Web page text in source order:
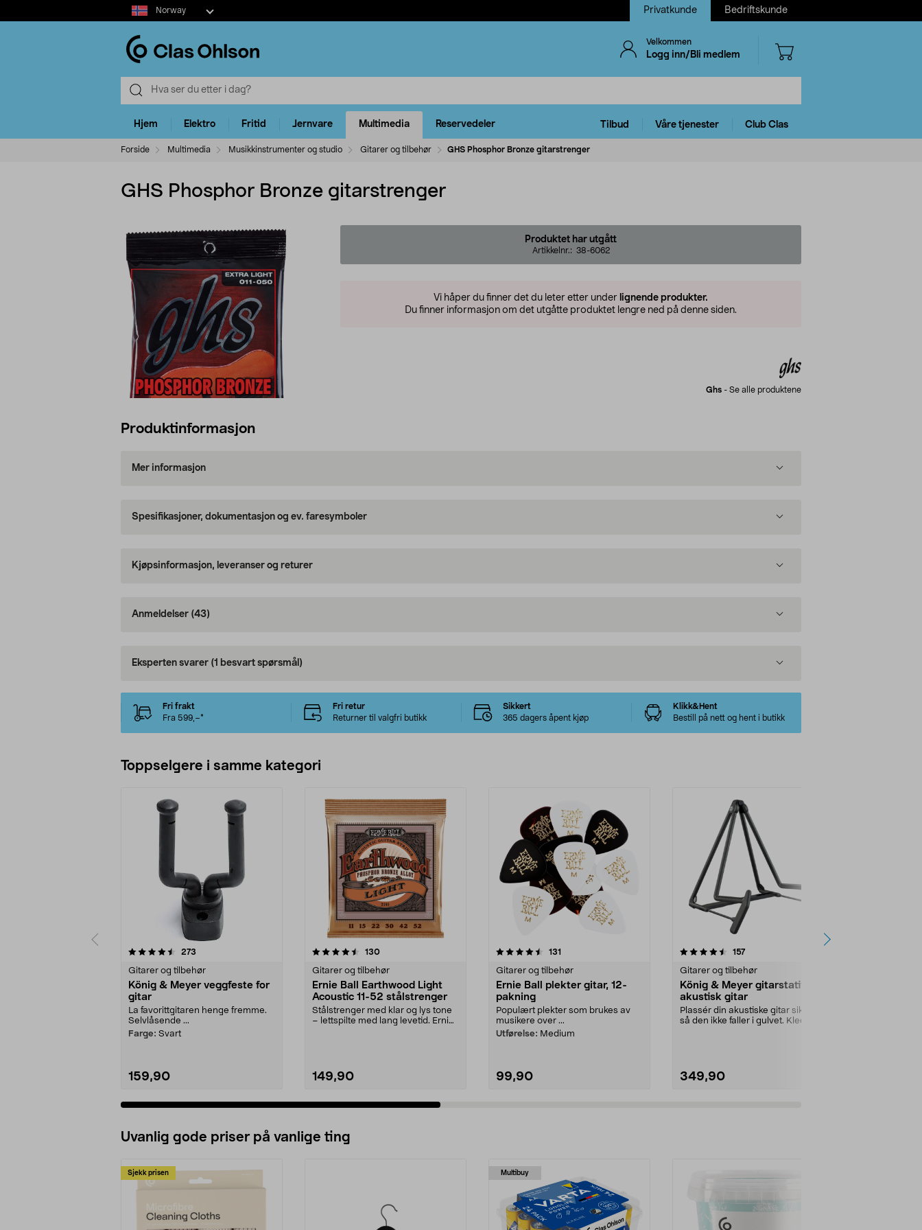
Select
market
Norway Privatkunde Bedriftskunde
Velkommen
Logg inn/Bli medlem
Hjem Elektro Fritid Jernvare Multimedia Reservedeler Tilbud Våre tjenester Club Clas
Forside Multimedia Musikkinstrumenter og studio Gitarer og tilbehør GHS Phosphor Bronze gitarstrenger
GHS Phosphor Bronze gitarstrenger
Produktet har utgått
Artikkelnr.: 38-6062
Vi håper du finner det du leter etter under lignende produkter.
Du finner informasjon om det utgåtte produktet lengre ned på denne siden.
Ghs - Se alle produktene
Produktinformasjon
Mer informasjon
Spesifikasjoner, dokumentasjon og ev. faresymboler
Kjøpsinformasjon, leveranser og returer
Anmeldelser (43)
Eksperten svarer (1 besvart spørsmål)
Fri frakt
Fra 599,–*
Fri retur
Returner til valgfri butikk
Sikkert
365 dagers åpent kjøp
Klikk&Hent
Bestill på nett og hent i butikk
Toppselgere i samme kategori
273
Gitarer og tilbehør
König & Meyer veggfeste for
gitar
La favorittgitaren henge fremme.
Selvlåsende ...
Farge: Svart
159,90
4.5 av 5 stjerner 130anmeldelser
Gitarer og tilbehør
Ernie Ball Earthwood Light
Acoustic 11-52 stålstrenger
Stålstrenger med klar og lys tone
– lettspilte med lang levetid. Ernie
149,90
4.5 av 5 stjerner 131
Gitarer og tilbehør
Ernie Ball plekter gitar, 12-
pakning
Populært plekter som brukes av
musikere over ...
Utførelse: Medium
99,90
4.5 av 5 stjerner 157anmeldelser
Gitarer og tilbehør
König & Meyer gitarstativ for
akustisk gitar
Plassér din akustiske gitar sikkert
så den ikke faller i gulvet. Kledd
349,90
4.5 av 5 stjerner
Uvanlig gode priser på vanlige ting
Sjekk prisen Multibuy